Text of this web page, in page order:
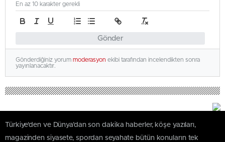
Gönder
En az 10 karakter gerekli
Gönderdiğiniz yorum moderasyon ekibi tarafından incelendikten sonra
yayınlanacaktır.
Türkiye'den ve Dünya’dan son dakika haberler, köşe yazıları,
magazinden siyasete, spordan seyahate bütün konuların tek